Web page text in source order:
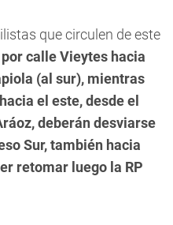
que circulen de este
calle Vieytes hacia
(al sur), mientras
el este, desde el
deberán desviarse
Sur, también hacia
retomar luego la RP